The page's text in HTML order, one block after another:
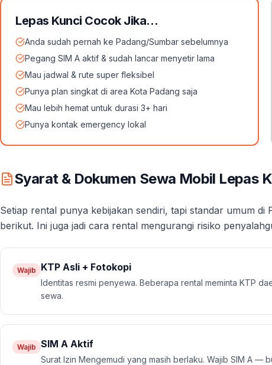
Lepas Kunci Cocok Jika…
Anda sudah pernah ke Padang/Sumbar sebelumnya
Pegang SIM A aktif & sudah lancar menyetir lama
Mau jadwal & rute super fleksibel
Punya plan singkat di area Kota Padang saja
Mau lebih hemat untuk durasi 3+ hari
Punya kontak emergency lokal
Syarat & Dokumen Sewa Mobil Lepas
Setiap rental punya kebijakan sendiri, tapi standar umum
berikut. Ini juga jadi cara rental mengurangi risiko
Wajib KTP Asli + Fotokopi
Identitas resmi penyewa. Beberapa rental meminta KTP
sewa.
Wajib SIM A Aktif
Surat Izin Mengemudi yang masih berlaku. Wajib SIM A —